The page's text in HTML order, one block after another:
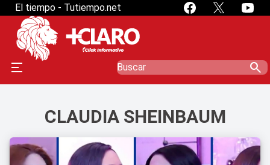
El tiempo - Tutiempo.net
search
CLAUDIA SHEINBAUM